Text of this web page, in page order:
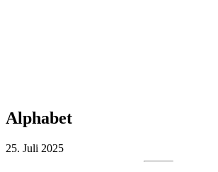
Alphabet
25. Juli 2025